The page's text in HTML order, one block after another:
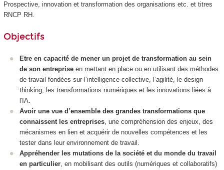
Prospective, innovation et transformation des organisations etc. et titres
RNCP RH.
Objectifs
Etre en capacité de mener un projet de transformation au sein
de son entreprise en mettant en place ou en utilisant des méthodes
de travail fondées sur l’intelligence collective, l’agilité, le design
thinking, les transformations numériques et les innovations liées à
l'IA.
Avoir une vue d’ensemble des grandes transformations que
connaissent les entreprises, une compréhension des enjeux, des
mécanismes en lien et acquérir de nouvelles compétences et les
tester dans leur environnement de travail.
Appréhender les mutations de la société et du monde du travail
en particulier, en mobilisant des outils (numériques et collaboratifs)